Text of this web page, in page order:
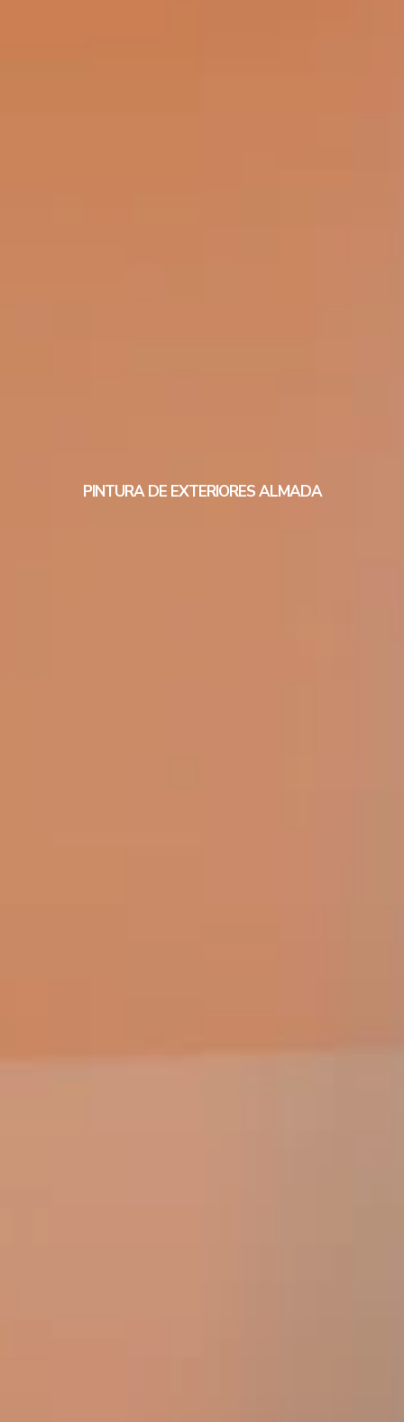
PINTURA DE EXTERIORES ALMADA